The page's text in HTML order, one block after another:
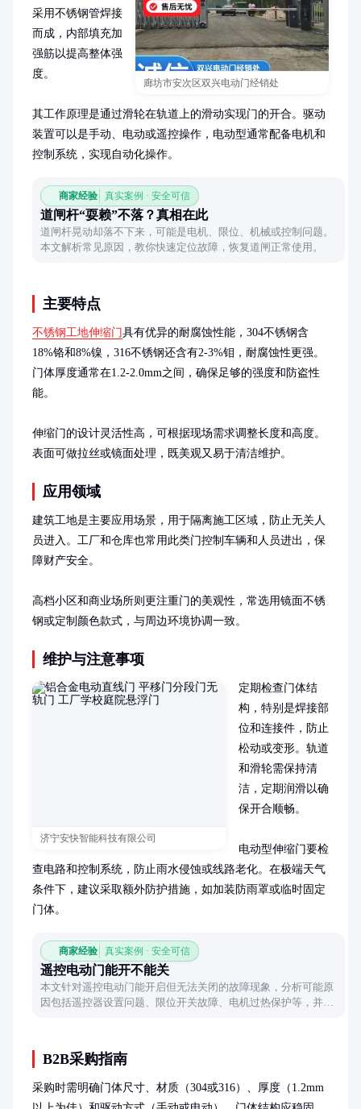
廊坊市安次区双兴电动门经销处
采用不锈钢管焊接
而成，内部填充加
强筋以提高整体强
度。
其工作原理是通过滑轮在轨道上的滑动实现门的开合。驱动
装置可以是手动、电动或遥控操作，电动型通常配备电机和
控制系统，实现自动化操作。
商家经验 真实案例 · 安全可信
道闸杆“耍赖”不落？真相在此
道闸杆晃动却落不下来，可能是电机、限位、机械或控制问题。
本文解析常见原因，教你快速定位故障，恢复道闸正常使用。
主要特点
不锈钢工地伸缩门具有优异的耐腐蚀性能，304不锈钢含
18%铬和8%镍，316不锈钢还含有2-3%钼，耐腐蚀性更强。
门体厚度通常在1.2-2.0mm之间，确保足够的强度和防盗性
能。
伸缩门的设计灵活性高，可根据现场需求调整长度和高度。
表面可做拉丝或镜面处理，既美观又易于清洁维护。
应用领域
建筑工地是主要应用场景，用于隔离施工区域，防止无关人
员进入。工厂和仓库也常用此类门控制车辆和人员进出，保
障财产安全。
高档小区和商业场所则更注重门的美观性，常选用镜面不锈
钢或定制颜色款式，与周边环境协调一致。
维护与注意事项
济宁安快智能科技有限公司
定期检查门体结
构，特别是焊接部
位和连接件，防止
松动或变形。轨道
和滑轮需保持清
洁，定期润滑以确
保开合顺畅。
电动型伸缩门要检
查电路和控制系统，防止雨水侵蚀或线路老化。在极端天气
条件下，建议采取额外防护措施，如加装防雨罩或临时固定
门体。
商家经验 真实案例 · 安全可信
遥控电动门能开不能关
本文针对遥控电动门能开启但无法关闭的故障现象，分析可能原
因包括遥控器设置问题、限位开关故障、电机过热保护等，并提
B2B采购指南
采购时需明确门体尺寸、材质（304或316）、厚度（1.2mm